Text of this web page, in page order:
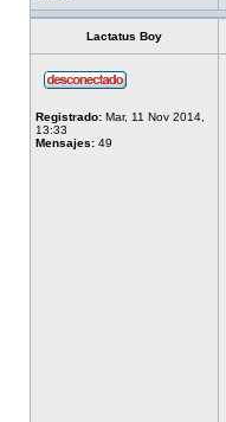
Lactatus Boy
Registrado: Mar, 11 Nov 2014,
13:33
Mensajes: 49